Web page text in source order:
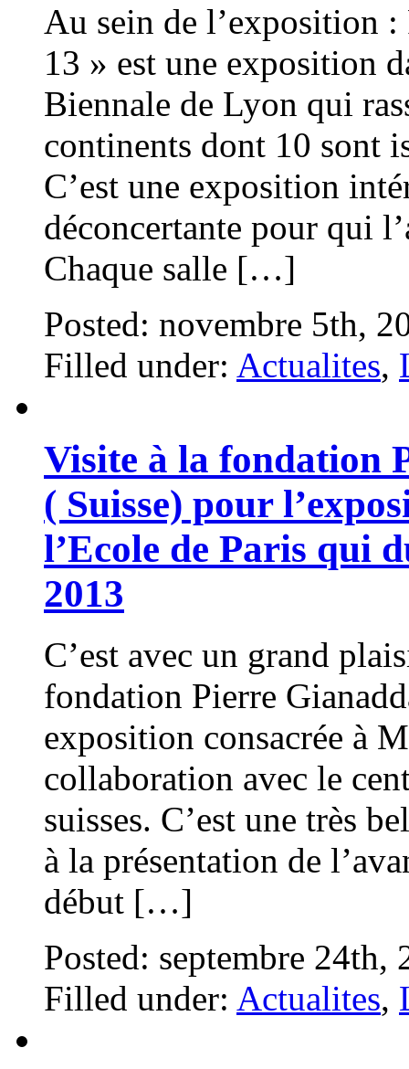
Au sein de l’exposition
13 » est une exposition
Biennale de Lyon qui
continents dont 10 sont
C’est une exposition
déconcertante pour qui
Chaque salle […]
Posted: novembre 5th,
Filled under: Actualites,
Visite à la fondation
( Suisse) pour
l’Ecole de Paris qui
2013
C’est avec un grand
fondation Pierre
exposition consacrée à
collaboration avec le
suisses. C’est une très
à la présentation de
début […]
Posted: septembre 24th,
Filled under: Actualites,